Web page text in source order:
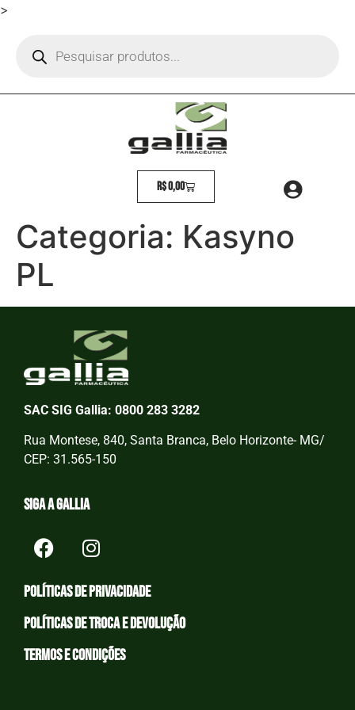
>
R$0,00
Categoria: Kasyno
PL
SAC SIG Gallia: 0800 283 3282
Rua Montese, 840, Santa Branca, Belo Horizonte- MG/
CEP: 31.565-150
Siga a Gallia
Políticas de privacidade
Políticas de Troca e devolução
Termos e condições